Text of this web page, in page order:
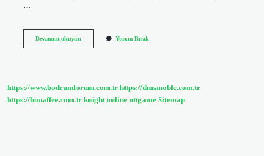
…
Devamını okuyunBir
Yorum Bırak
https://www.bodrumforum.com.tr https://dmsmoble.com.tr
https://bonaffee.com.tr knight online nttgame Sitemap